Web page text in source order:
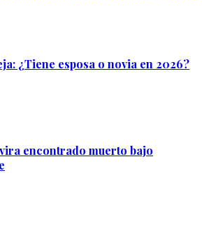
¿Tiene esposa o novia en 2026?
encontrado muerto bajo